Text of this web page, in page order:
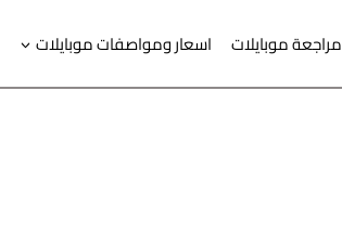
مراجعة موبايلات اسعار ومواصفات موبايلات